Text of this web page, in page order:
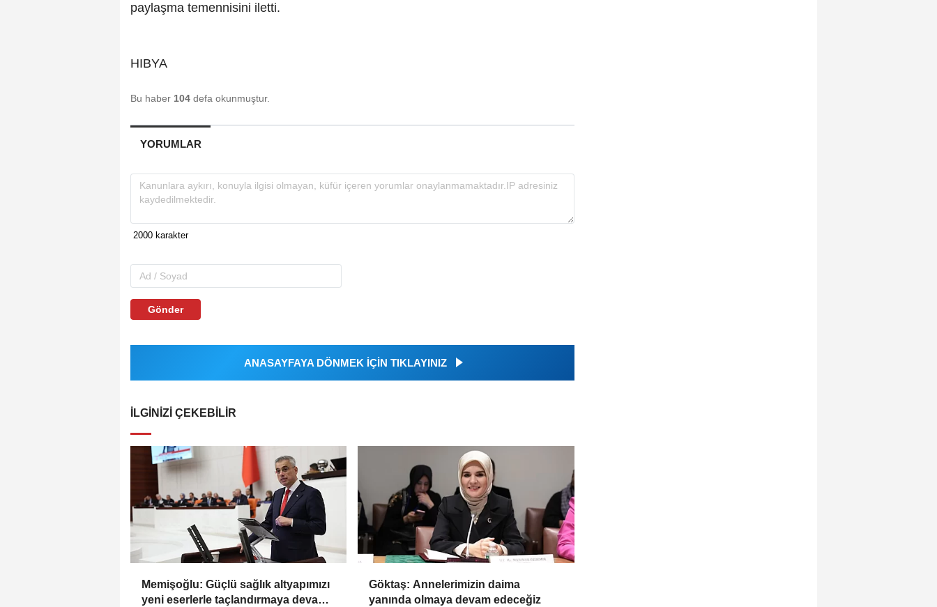
paylaşma temennisini iletti.
HIBYA
Bu haber 104 defa okunmuştur.
YORUMLAR
Gönder
ANASAYFAYA DÖNMEK İÇİN TIKLAYINIZ
İLGINIZI ÇEKEBILIR
Memişoğlu: Güçlü sağlık altyapımızı
yeni eserlerle taçlandırmaya devam
Göktaş: Annelerimizin daima
yanında olmaya devam edeceğiz